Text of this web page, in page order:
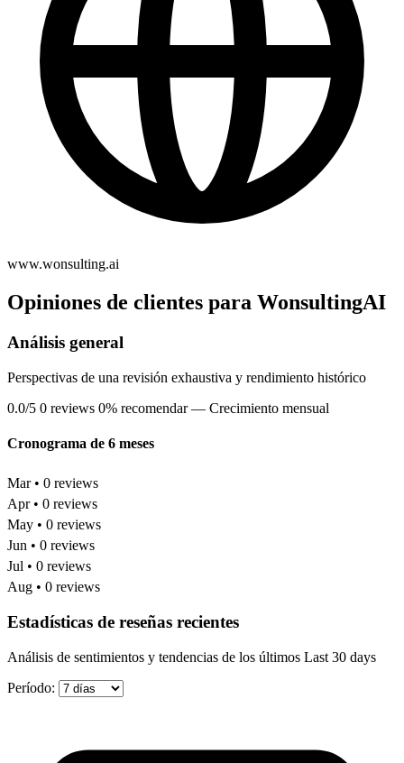
www.wonsulting.ai
Opiniones de clientes para WonsultingAI
Análisis general
Perspectivas de una revisión exhaustiva y rendimiento histórico
0.0/5 0 reviews 0% recomendar — Crecimiento mensual
Cronograma de 6 meses
Mar • 0 reviews
Apr • 0 reviews
May • 0 reviews
Jun • 0 reviews
Jul • 0 reviews
Aug • 0 reviews
Estadísticas de reseñas recientes
Análisis de sentimientos y tendencias de los últimos Last 30 days
Período: